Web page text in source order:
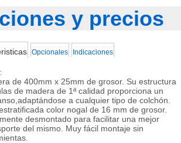
y precios
Opcionales Indicaciones
de 400mm x 25mm de grosor. Su estructura
de madera de 1ª calidad proporciona un
a cualquier tipo de colchón.
color nogal de 16 mm de grosor.
desmontado para facilitar una mejor
del mismo. Muy fácil montaje sin